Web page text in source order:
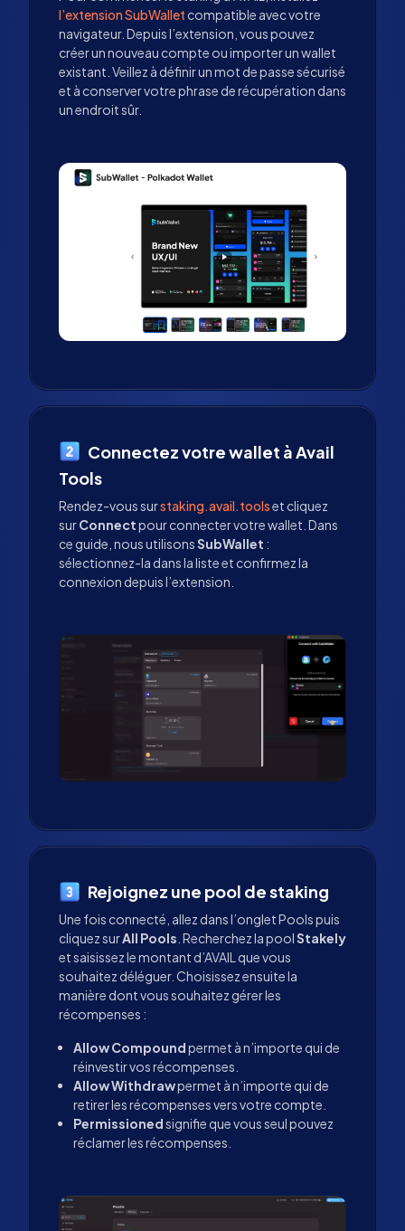
l’extension SubWallet compatible avec votre
navigateur. Depuis l’extension, vous pouvez
créer un nouveau compte ou importer un wallet
existant. Veillez à définir un mot de passe sécurisé
et à conserver votre phrase de récupération dans
un endroit sûr.
Connectez votre wallet à Avail
Tools
Rendez-vous surstaking.avail.toolset cliquez
surConnectpour connecter votre wallet. Dans
ce guide, nous utilisonsSubWallet :
sélectionnez-la dans la liste et confirmez la
connexion depuis l’extension.
Rejoignez une pool de staking
Une fois connecté, allez dans l’onglet Pools puis
cliquez surAll Pools . Recherchez la poolStakely
et saisissez le montant d’AVAIL que vous
souhaitez déléguer. Choisissez ensuite la
manière dont vous souhaitez gérer les
récompenses :
Allow Compoundpermet à n’importe qui de
réinvestir vos récompenses.
Allow Withdrawpermet à n’importe qui de
retirer les récompenses vers votre compte.
Permissionedsignifie que vous seul pouvez
réclamer les récompenses.